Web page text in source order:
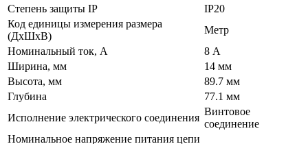
Степень защиты IP
IP20
Код единицы измерения размера
(ДхШхВ)
Метр
Номинальный ток, А
8 А
Ширина, мм
14 мм
Высота, мм
89.7 мм
Глубина
77.1 мм
Исполнение электрического соединения
Винтовое
соединение
Номинальное напряжение питания цепи